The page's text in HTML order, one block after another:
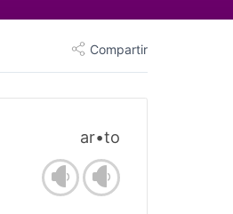
Compartir
ar•to